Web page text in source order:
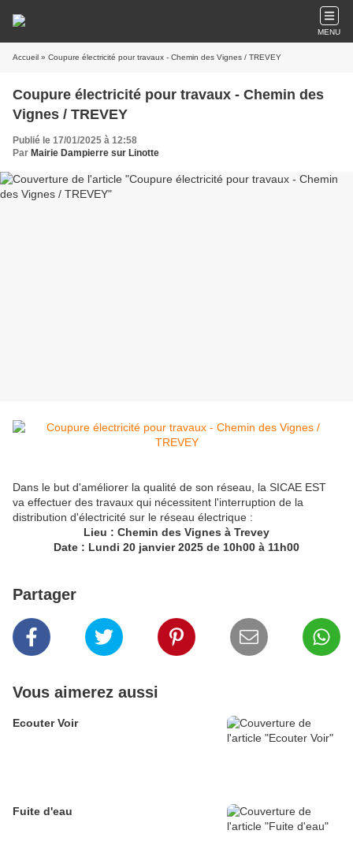
MENU
Accueil » Coupure électricité pour travaux - Chemin des Vignes / TREVEY
Coupure électricité pour travaux - Chemin des
Vignes / TREVEY
Publié le 17/01/2025 à 12:58
Par Mairie Dampierre sur Linotte
Dans le but d'améliorer la qualité de son réseau, la SICAE EST
va effectuer des travaux qui nécessitent l'interruption de la
distribution d'électricité sur le réseau électrique :
Lieu : Chemin des Vignes à Trevey
Date : Lundi 20 janvier 2025 de 10h00 à 11h00
Partager
Vous aimerez aussi
Ecouter Voir
Fuite d'eau